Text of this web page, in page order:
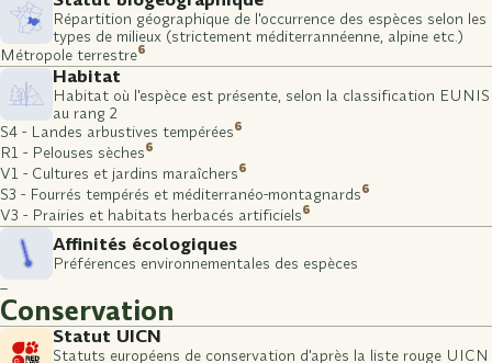
Répartition géographique de l'occurrence des espèces selon les
types de milieux (strictement méditerrannéenne, alpine etc.)
Métropole terrestre6
Habitat
Habitat où l'espèce est présente, selon la classification EUNIS
au rang 2
S4 - Landes arbustives tempérées6
R1 - Pelouses sèches6
V1 - Cultures et jardins maraîchers6
S3 - Fourrés tempérés et méditerranéo-montagnards6
V3 - Prairies et habitats herbacés artificiels6
Affinités écologiques
Préférences environnementales des espèces
–
Conservation
Statut UICN
Statuts européens de conservation d'après la liste rouge UICN